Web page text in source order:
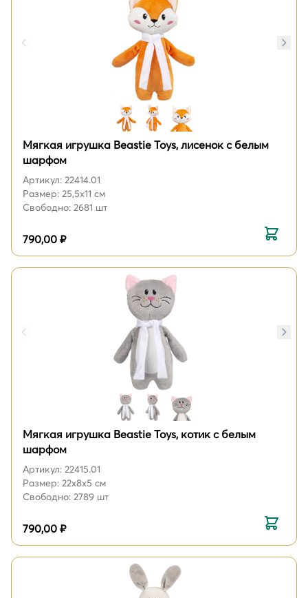
Мягкая игрушка Beastie Toys, лисенок с белым
шарфом
Артикул: 22414.01
Размер: 25,5х11 см
Свободно: 2681 шт
790,00 ₽
Мягкая игрушка Beastie Toys, котик с белым
шарфом
Артикул: 22415.01
Размер: 22x8x5 см
Свободно: 2789 шт
790,00 ₽